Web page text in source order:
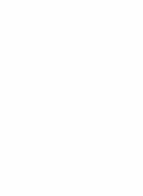
оснащены
слотом расширения для
мобильную VPN
электронной почты:
solution, System Seven и